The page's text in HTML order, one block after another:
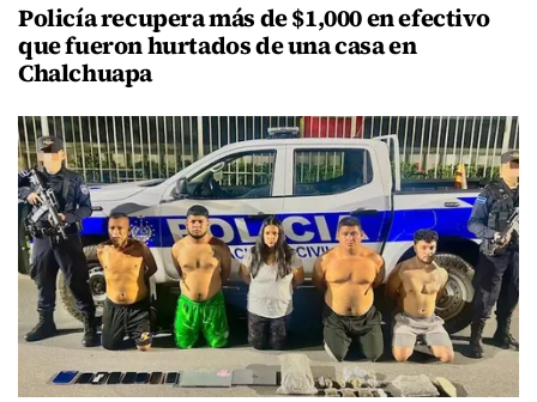
Policía recupera más de $1,000 en efectivo
que fueron hurtados de una casa en
Chalchuapa